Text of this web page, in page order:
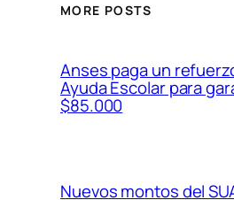
MORE POSTS
Anses paga un
Ayuda Escolar para
$85.000
Nuevos montos del